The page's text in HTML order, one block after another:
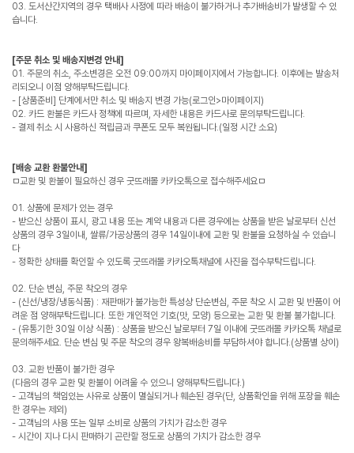
03. 도서산간지역의 경우 택배사 사정에 따라 배송이 불가하거나 추가배송비가 발생할 수 있
습니다.
[주문 취소 및 배송지변경 안내]
01. 주문의 취소, 주소변경은 오전 09:00까지 마이페이지에서 가능합니다. 이후에는 발송처
리되오니 이점 양해부탁드립니다.
- [상품준비] 단계에서만 취소 및 배송지 변경 가능(로그인>마이페이지)
02. 카드 환불은 카드사 정책에 따르며, 자세한 내용은 카드사로 문의부탁드립니다.
- 결제 취소 시 사용하신 적립금과 쿠폰도 모두 복원됩니다.(일정 시간 소요)
[배송 교환 환불안내]
ㅁ교환 및 환불이 필요하신 경우 굿뜨래몰 카카오톡으로 접수해주세요ㅁ
01. 상품에 문제가 있는 경우
- 받으신 상품이 표시, 광고 내용 또는 계약 내용과 다른 경우에는 상품을 받은 날로부터 신선
상품의 경우 3일이내, 쌀류/가공상품의 경우 14일이내에 교환 및 환불을 요청하실 수 있습니
다
- 정확한 상태를 확인할 수 있도록 굿뜨래몰 카카오톡채널에 사진을 접수부탁드립니다.
02. 단순 변심, 주문 착오의 경우
- (신선/냉장/냉동식품) : 재판매가 불가능한 특성상 단순변심, 주문 착오 시 교환 및 반품이 어
려운 점 양해부탁드립니다. 또한 개인적인 기호(맛, 모양) 등으로는 교환 및 환불 불가합니다.
- (유통기한 30일 이상 식품) : 상품을 받으신 날로부터 7일 이내에 굿뜨래몰 카카오톡 채널로
문의해주세요. 단순 변심 및 주문 착오의 경우 왕복배송비를 부담하셔야 합니다.(상품별 상이)
03. 교환 반품이 불가한 경우
(다음의 경우 교환 및 환불이 어려울 수 있으니 양해부탁드립니다.)
- 고객님의 책임있는 사유로 상품이 멸실되거나 훼손된 경우(단, 상품확인을 위해 포장을 훼손
한 경우는 제외)
- 고객님의 사용 또는 일부 소비로 상품의 가치가 감소한 경우
- 시간이 지나 다시 판매하기 곤란할 정도로 상품의 가치가 감소한 경우